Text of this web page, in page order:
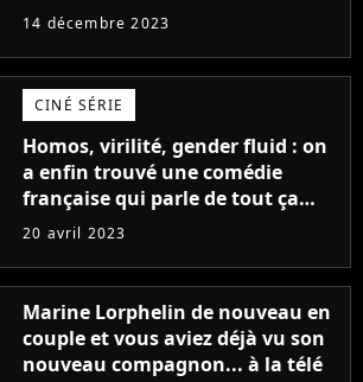
14 décembre 2023
CINÉ SÉRIE
Homos, virilité, gender fluid : on
a enfin trouvé une comédie
française qui parle de tout ça
sans être super ringarde
20 avril 2023
Marine Lorphelin de nouveau en
couple et vous aviez déjà vu son
nouveau compagnon... à la télé